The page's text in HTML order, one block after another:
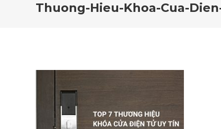
Thuong-Hieu-Khoa-Cua-